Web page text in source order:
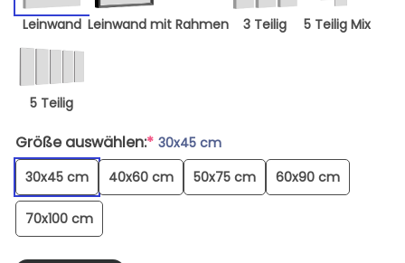
Leinwand Leinwand mit Rahmen 3 Teilig 5 Teilig Mix
5 Teilig
Größe auswählen:* 30x45 cm
30x45 cm
40x60 cm 50x75 cm 60x90 cm
70x100 cm